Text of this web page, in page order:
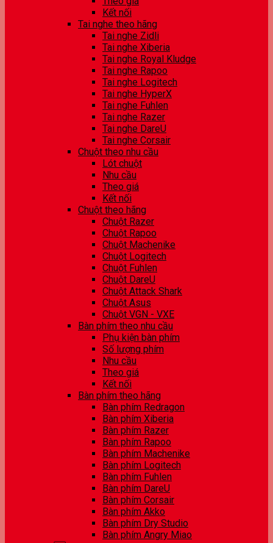
Kết nối
Tai nghe theo hãng
Tai nghe Zidli
Tai nghe Xiberia
Tai nghe Royal Kludge
Tai nghe Rapoo
Tai nghe Logitech
Tai nghe HyperX
Tai nghe Fuhlen
Tai nghe Razer
Tai nghe DareU
Tai nghe Corsair
Chuột theo nhu cầu
Lót chuột
Nhu cầu
Theo giá
Kết nối
Chuột theo hãng
Chuột Razer
Chuột Rapoo
Chuột Machenike
Chuột Logitech
Chuột Fuhlen
Chuột DareU
Chuột Attack Shark
Chuột Asus
Chuột VGN - VXE
Bàn phím theo nhu cầu
Phụ kiện bàn phím
Số lượng phím
Nhu cầu
Theo giá
Kết nối
Bàn phím theo hãng
Bàn phím Redragon
Bàn phím Xiberia
Bàn phím Razer
Bàn phím Rapoo
Bàn phím Machenike
Bàn phím Logitech
Bàn phím Fuhlen
Bàn phím DareU
Bàn phím Corsair
Bàn phím Akko
Bàn phím Dry Studio
Bàn phím Angry Miao